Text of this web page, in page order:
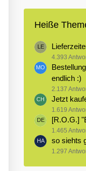
Heiße
4.393
endlich :)
2.137
Jetzt
1.619
[R.O.G.]
1.465
so siehts
1.297